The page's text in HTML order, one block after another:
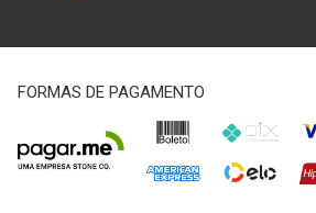
FORMAS DE PAGAMENTO